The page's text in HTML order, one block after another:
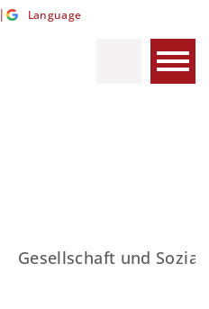
| Language
Gesellschaft und